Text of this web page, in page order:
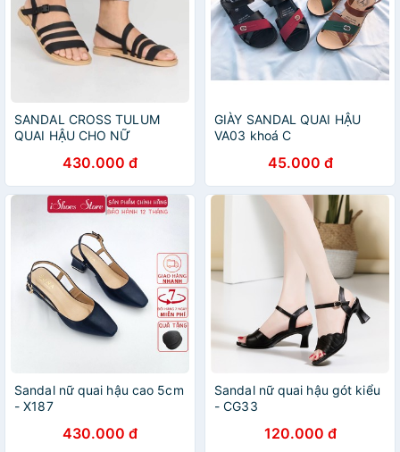
SANDAL CROSS TULUM
QUAI HẬU CHO NỮ
430.000 đ
GIÀY SANDAL QUAI HẬU
VA03 khoá C
45.000 đ
Sandal nữ quai hậu cao 5cm
- X187
430.000 đ
Sandal nữ quai hậu gót kiểu
- CG33
120.000 đ